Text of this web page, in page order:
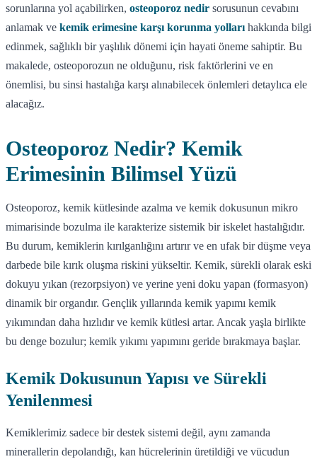
sorunlarına yol açabilirken, osteoporoz nedir sorusunun cevabını
anlamak ve kemik erimesine karşı korunma yolları hakkında bilgi
edinmek, sağlıklı bir yaşlılık dönemi için hayati öneme sahiptir. Bu
makalede, osteoporozun ne olduğunu, risk faktörlerini ve en
önemlisi, bu sinsi hastalığa karşı alınabilecek önlemleri detaylıca ele
alacağız.
Osteoporoz Nedir? Kemik
Erimesinin Bilimsel Yüzü
Osteoporoz, kemik kütlesinde azalma ve kemik dokusunun mikro
mimarisinde bozulma ile karakterize sistemik bir iskelet hastalığıdır.
Bu durum, kemiklerin kırılganlığını artırır ve en ufak bir düşme veya
darbede bile kırık oluşma riskini yükseltir. Kemik, sürekli olarak eski
dokuyu yıkan (rezorpsiyon) ve yerine yeni doku yapan (formasyon)
dinamik bir organdır. Gençlik yıllarında kemik yapımı kemik
yıkımından daha hızlıdır ve kemik kütlesi artar. Ancak yaşla birlikte
bu denge bozulur; kemik yıkımı yapımını geride bırakmaya başlar.
Kemik Dokusunun Yapısı ve Sürekli
Yenilenmesi
Kemiklerimiz sadece bir destek sistemi değil, aynı zamanda
minerallerin depolandığı, kan hücrelerinin üretildiği ve vücudun